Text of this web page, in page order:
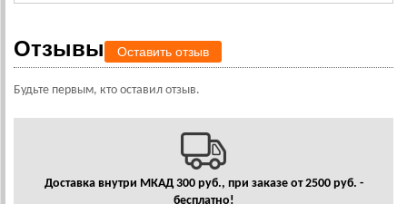
Отзывы Оставить отзыв
Будьте первым, кто оставил отзыв.
Доставка внутри МКАД 300 руб., при заказе от 2500 руб. -
бесплатно!